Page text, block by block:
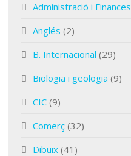
Administració i Finances
Anglés (2)
B. Internacional (29)
Biologia i geologia (9)
CIC (9)
Comerç (32)
Dibuix (41)